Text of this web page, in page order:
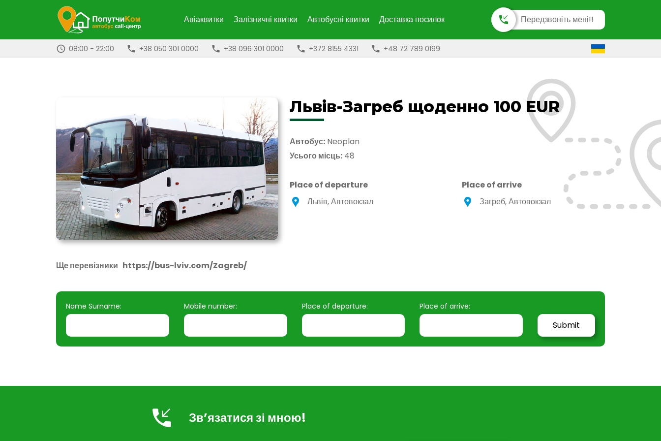
Авіаквитки Залізничні квитки Автобусні квитки Доставка посилок Передзвоніть мені!!
08:00 - 22:00 +38 050 301 0000 +38 096 301 0000 +372 8155 4331 +48 72 789 0199
Львів-Загреб щоденно 100 EUR
Автобус: Neoplan
Усього місць: 48
Place of departure
Львів, Автовокзал
Place of arrive
Загреб, Автовокзал
Ще перевізники https://bus-lviv.com/Zagreb/
Name Surname: Mobile number: Place of departure: Place of arrive:
Зв’язатися зі мною!